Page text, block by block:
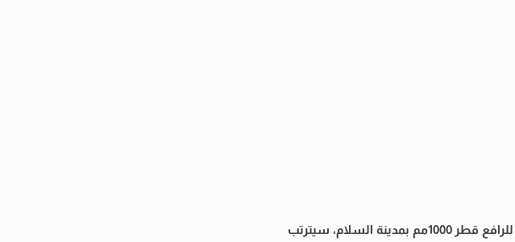
أعلنت شركة مياه الشرب بالقاهرة أنه نظرا لقيامها بأعمال لحامات برافع أطلس على خط الطرد الرئيسى للرافع قطر 1000مم بمدينة السلام، سيترتب